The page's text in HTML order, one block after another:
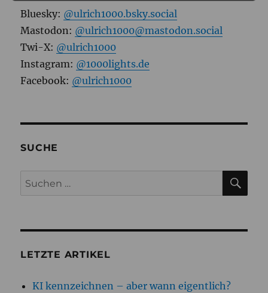
Bluesky: @ulrich1000.bsky.social
Mastodon: @ulrich1000@mastodon.social
Twi-X: @ulrich1000
Instagram: @1000lights.de
Facebook: @ulrich1000
SUCHE
Suchen
nach:
LETZTE ARTIKEL
KI kennzeichnen – aber wann eigentlich?